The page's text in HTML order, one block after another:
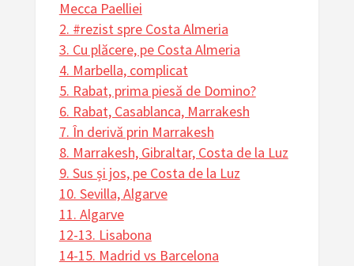
Mecca Paelliei
2. #rezist spre Costa Almeria
3. Cu plăcere, pe Costa Almeria
4. Marbella, complicat
5. Rabat, prima piesă de Domino?
6. Rabat, Casablanca, Marrakesh
7. În derivă prin Marrakesh
8. Marrakesh, Gibraltar, Costa de la Luz
9. Sus și jos, pe Costa de la Luz
10. Sevilla, Algarve
11. Algarve
12-13. Lisabona
14-15. Madrid vs Barcelona